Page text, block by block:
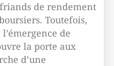
de rendement
Toutefois,
de
la porte aux
d’une